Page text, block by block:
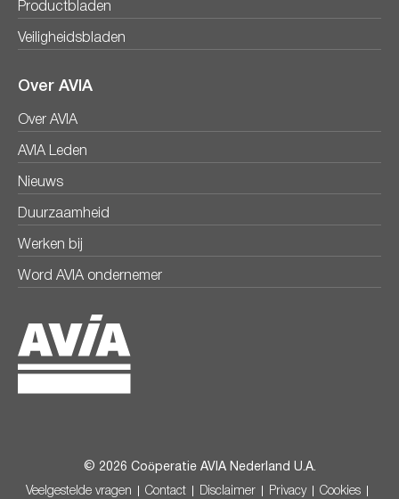
Productbladen
Veiligheidsbladen
Over AVIA
Over AVIA
AVIA Leden
Nieuws
Duurzaamheid
Werken bij
Word AVIA ondernemer
© 2026 Coöperatie AVIA Nederland U.A.
Veelgestelde vragen Contact Disclaimer Privacy Cookies